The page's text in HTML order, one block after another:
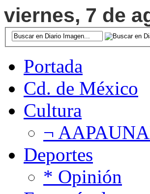
viernes, 7 de
Portada
Cd. de México
Cultura
¬
Deportes
* Opinión